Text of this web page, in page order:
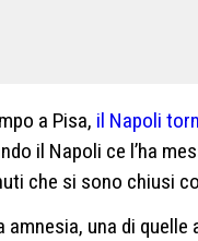
a Pisa, il Napoli
il Napoli ce l’ha
che si sono chiusi
una di